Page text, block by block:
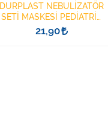
DURPLAST NEBULİZATÖR
SETİ MASKESİ PEDİATRİK
DM-02
21,90